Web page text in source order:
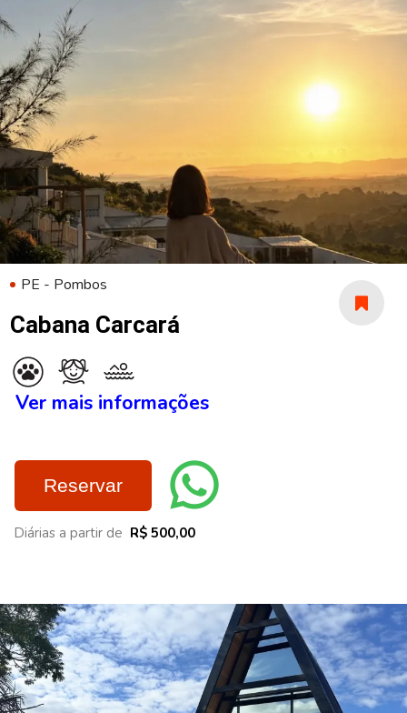
PE - Pombos
Cabana Carcará
Ver mais informações
Reservar
Diárias a partir de R$ 500,00